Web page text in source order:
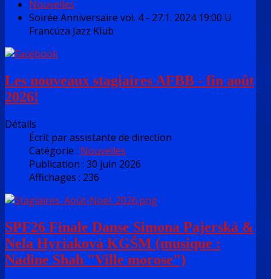
Nouvelles
Soirée Anniversaire vol. 4 - 27.1. 2024 19:00 U
Francúza Jazz Klub
Les nouveaux stagiaires AFBB - fin août
2026!
Détails
Écrit parassistante de direction
Catégorie : Nouvelles
Publication : 30 juin 2026
Affichages : 236
SPF26 Finale Danse Simona Pajerská &
Nela Hyriaková KGŠM (musique :
Nadine Shah "Ville morose")